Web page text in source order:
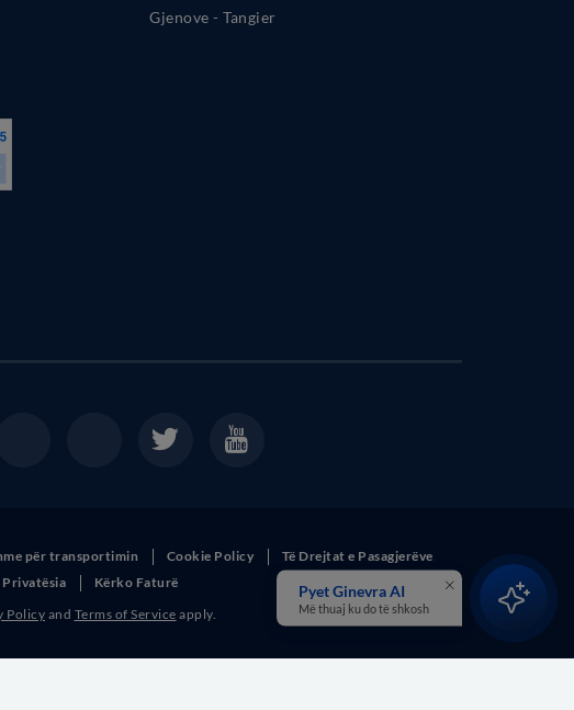
Gjenove - Tangier
për transportimin Cookie Policy
Të Drejtat e Pasagjerëve
Privatësia
Kërko Faturë
Policy and Terms of Service apply.
Pyet Ginevra AI
Më thuaj ku do të shkosh